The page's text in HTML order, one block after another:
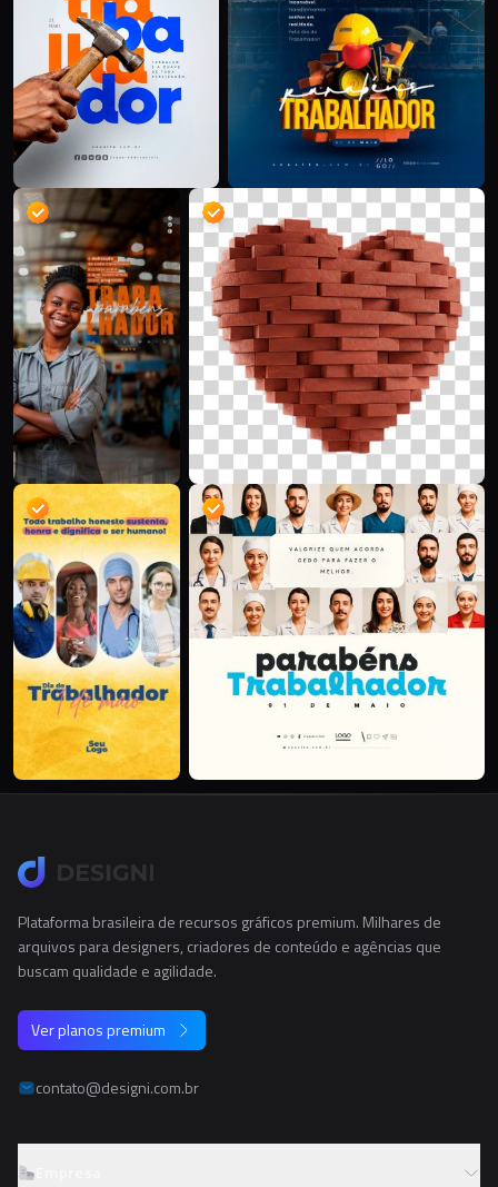
Plataforma brasileira de recursos gráficos premium. Milhares de
arquivos para designers, criadores de conteúdo e agências que
buscam qualidade e agilidade.
Ver planos premium
contato@designi.com.br